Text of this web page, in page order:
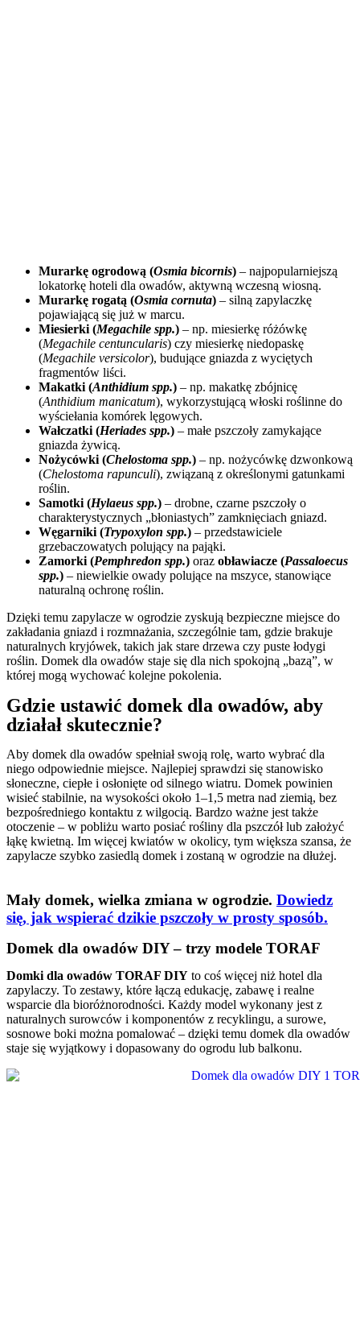
Murarkę ogrodową (Osmia bicornis) – najpopularniejszą
lokatorkę hoteli dla owadów, aktywną wczesną wiosną.
Murarkę rogatą (Osmia cornuta) – silną zapylaczkę
pojawiającą się już w marcu.
Miesierki (Megachile spp.) – np. miesierkę różówkę
(Megachile centuncularis) czy miesierkę niedopaskę
(Megachile versicolor), budujące gniazda z wyciętych
fragmentów liści.
Makatki (Anthidium spp.) – np. makatkę zbójnicę
(Anthidium manicatum), wykorzystującą włoski roślinne do
wyściełania komórek lęgowych.
Wałczatki (Heriades spp.) – małe pszczoły zamykające
gniazda żywicą.
Nożycówki (Chelostoma spp.) – np. nożycówkę dzwonkową
(Chelostoma rapunculi), związaną z określonymi gatunkami
roślin.
Samotki (Hylaeus spp.) – drobne, czarne pszczoły o
charakterystycznych „błoniastych” zamknięciach gniazd.
Węgarniki (Trypoxylon spp.) – przedstawiciele
grzebaczowatych polujący na pająki.
Zamorki (Pemphredon spp.) oraz obławiacze (Passaloecus
spp.) – niewielkie owady polujące na mszyce, stanowiące
naturalną ochronę roślin.
Dzięki temu zapylacze w ogrodzie zyskują bezpieczne miejsce do
zakładania gniazd i rozmnażania, szczególnie tam, gdzie brakuje
naturalnych kryjówek, takich jak stare drzewa czy puste łodygi
roślin. Domek dla owadów staje się dla nich spokojną „bazą”, w
której mogą wychować kolejne pokolenia.
Gdzie ustawić domek dla owadów, aby
działał skutecznie?
Aby domek dla owadów spełniał swoją rolę, warto wybrać dla
niego odpowiednie miejsce. Najlepiej sprawdzi się stanowisko
słoneczne, ciepłe i osłonięte od silnego wiatru. Domek powinien
wisieć stabilnie, na wysokości około 1–1,5 metra nad ziemią, bez
bezpośredniego kontaktu z wilgocią. Bardzo ważne jest także
otoczenie – w pobliżu warto posiać rośliny dla pszczół lub założyć
łąkę kwietną. Im więcej kwiatów w okolicy, tym większa szansa, że
zapylacze szybko zasiedlą domek i zostaną w ogrodzie na dłużej.
Mały domek, wielka zmiana w ogrodzie. Dowiedz
się, jak wspierać dzikie pszczoły w prosty sposób.
Domek dla owadów DIY – trzy modele TORAF
Domki dla owadów TORAF DIY to coś więcej niż hotel dla
zapylaczy. To zestawy, które łączą edukację, zabawę i realne
wsparcie dla bioróżnorodności. Każdy model wykonany jest z
naturalnych surowców i komponentów z recyklingu, a surowe,
sosnowe boki można pomalować – dzięki temu domek dla owadów
staje się wyjątkowy i dopasowany do ogrodu lub balkonu.